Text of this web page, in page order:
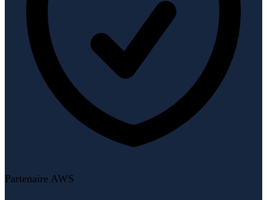
Partenaire AWS